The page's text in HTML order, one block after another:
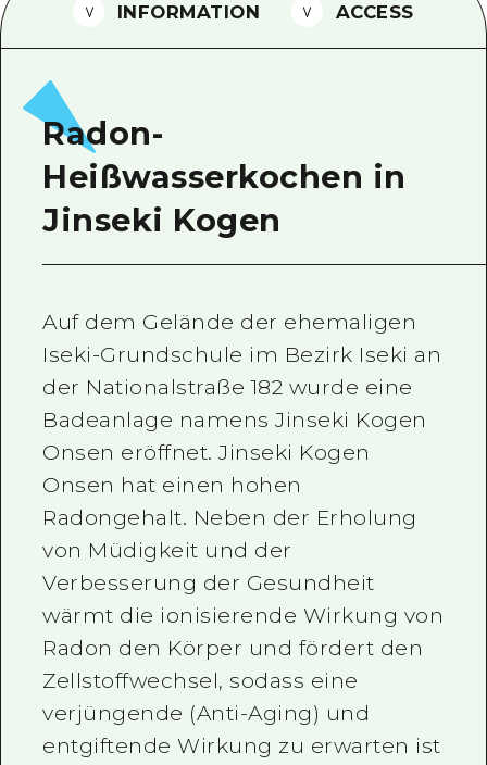
FAQs
Foto-Download
Transportinformationen bei
INFORMATION ACCESS
Radon-
Heißwasserkochen in
Jinseki Kogen
Auf dem Gelände der ehemaligen
Iseki-Grundschule im Bezirk Iseki an
der Nationalstraße 182 wurde eine
Badeanlage namens Jinseki Kogen
Onsen eröffnet. Jinseki Kogen
Onsen hat einen hohen
Radongehalt. Neben der Erholung
von Müdigkeit und der
Verbesserung der Gesundheit
wärmt die ionisierende Wirkung von
Radon den Körper und fördert den
Zellstoffwechsel, sodass eine
verjüngende (Anti-Aging) und
entgiftende Wirkung zu erwarten ist